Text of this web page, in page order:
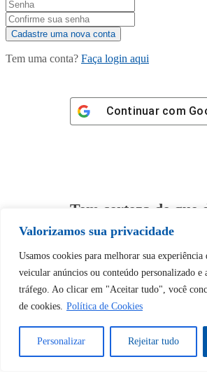
Valorizamos sua privacidade
Usamos cookies para melhorar sua experiência
veicular anúncios ou conteúdo personalizado e
tráfego. Ao clicar em "Aceitar tudo", você
de cookies. Política de Cookies
Personalizar Rejeitar tudo
Tem uma conta? Faça login aqui
Continuar com
Tem certeza de que
desbloquear esta
Desbloquear esquerda :
Sim